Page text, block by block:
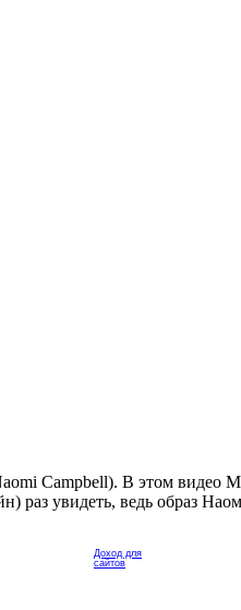
Campbell). В этом
увидеть, ведь образ
Доход для
сайтов